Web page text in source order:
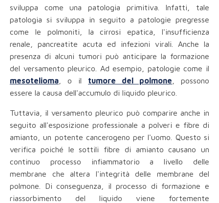
sviluppa come una patologia primitiva. Infatti, tale
patologia si sviluppa in seguito a patologie pregresse
come le polmoniti, la cirrosi epatica, l'insufficienza
renale, pancreatite acuta ed infezioni virali. Anche la
presenza di alcuni tumori può anticipare la formazione
del versamento pleurico. Ad esempio, patologie come il
mesotelioma , o il tumore del polmone , possono
essere la causa dell'accumulo di liquido pleurico.
Tuttavia, il versamento pleurico può comparire anche in
seguito all'esposizione professionale a polveri e fibre di
amianto, un potente cancerogeno per l'uomo. Questo si
verifica poiché le sottili fibre di amianto causano un
continuo processo infiammatorio a livello delle
membrane che altera l'integrità delle membrane del
polmone. Di conseguenza, il processo di formazione e
riassorbimento del liquido viene fortemente